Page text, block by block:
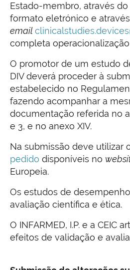
Estado-membro, através do
formato eletrónico e
email
completa operacionalização
O promotor de um estudo
DIV deverá proceder à
estabelecido no
fazendo acompanhar a
documentação referida no
e 3, e no anexo XIV.
Na submissão deve utilizar
pedido disponíveis no
Europeia.
Os estudos de
avaliação científica e ética.
O INFARMED, I.P. e a CEIC
efeitos de validação e